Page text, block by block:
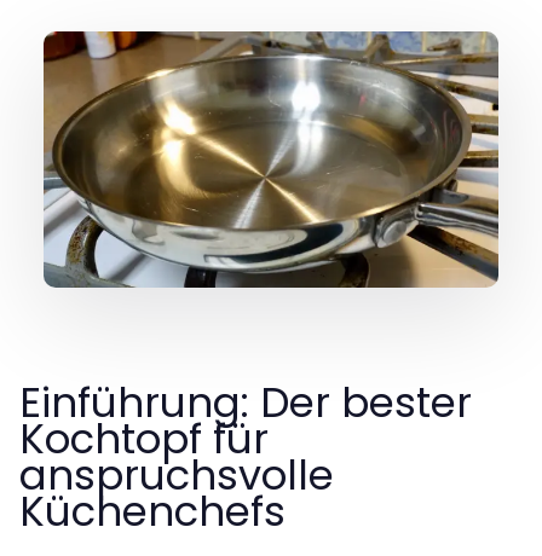
Einführung: Der bester
Kochtopf für
anspruchsvolle
Küchenchefs